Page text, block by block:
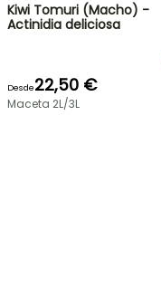
Kiwi Tomuri (Macho) -
Actinidia deliciosa
Desde22,50 €
Maceta 2L/3L